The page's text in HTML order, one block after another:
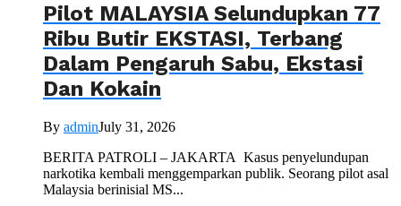
Pilot MALAYSIA Selundupkan 77
Ribu Butir EKSTASI, Terbang
Dalam Pengaruh Sabu, Ekstasi
Dan Kokain
By adminJuly 31, 2026
BERITA PATROLI – JAKARTA Kasus penyelundupan
narkotika kembali menggemparkan publik. Seorang pilot asal
Malaysia berinisial MS...